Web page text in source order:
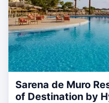
Sarena de Muro
of Destination by